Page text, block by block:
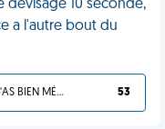
dévisage 10 seconde,
a l'autre bout du
TU L'AS BIEN MÉRITÉ 53